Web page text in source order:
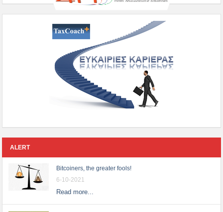
ALERT
Bitcoiners, the greater fools!
6-10-2021
Read more...